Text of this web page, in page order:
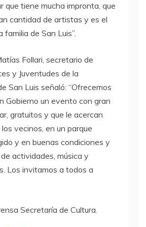
que tiene mucha impronta, que
cantidad de artistas y es el
de San Luis”.
Follari, secretario de
y Juventudes de la
San Luis señaló: “Ofrecemos
Gobierno un evento con gran
gratuitos y que le acercan
vecinos, en un parque
y en buenas condiciones y
actividades, música y
Los invitamos a todos a
Secretaría de Cultura.